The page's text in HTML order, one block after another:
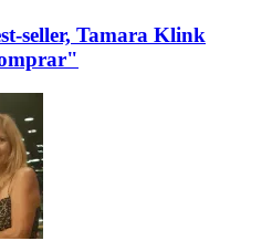
seller, Tamara Klink